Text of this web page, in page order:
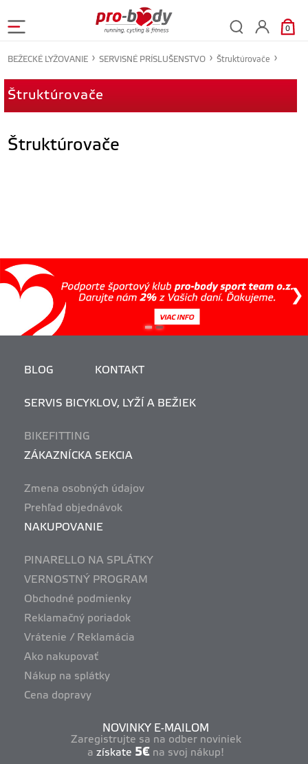
0
Štruktúrovače
BEŽECKÉ LYŽOVANIE SERVISNÉ PRÍSLUŠENSTVO Štruktúrovače
Štruktúrovače
BLOG KONTAKT
SERVIS BICYKLOV, LYŽÍ A BEŽIEK
BIKEFITTING
ZÁKAZNÍCKA SEKCIA
Zmena osobných údajov
Prehľad objednávok
NAKUPOVANIE
PINARELLO NA SPLÁTKY
VERNOSTNÝ PROGRAM
Obchodné podmienky
Reklamačný poriadok
Vrátenie / Reklamácia
Ako nakupovať
Nákup na splátky
Cena dopravy
NOVINKY E-MAILOM
Zaregistrujte sa na odber noviniek
a získate 5€ na svoj nákup!